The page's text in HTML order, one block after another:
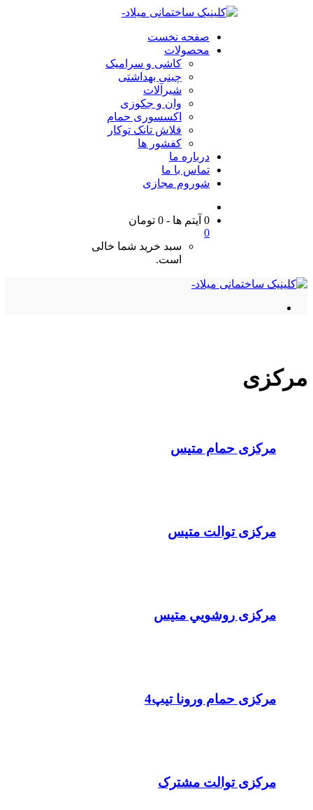
صفحه نخست
محصولات
کاشی و سرامیک
چینی بهداشتی
شیرآلات
وان و جکوزی
اکسسوری حمام
فلاش تانک توکار
کفشور ها
درباره ما
تماس با ما
شوروم مجازی
0 آیتم ها -
0 تومان
0
سبد خرید شما خالی
است.
مرکزی
مرکزی حمام متيس
مرکزی توالت متيس
مرکزی روشويي متيس
مرکزی حمام ورونا تيپ4
مرکزی توالت مشترک